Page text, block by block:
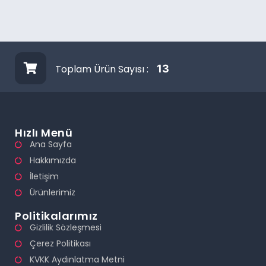
Toplam Ürün Sayısı : 13
Hızlı Menü
Ana Sayfa
Hakkımızda
İletişim
Ürünlerimiz
Politikalarımız
Gizlilik Sözleşmesi
Çerez Politikası
KVKK Aydınlatma Metni